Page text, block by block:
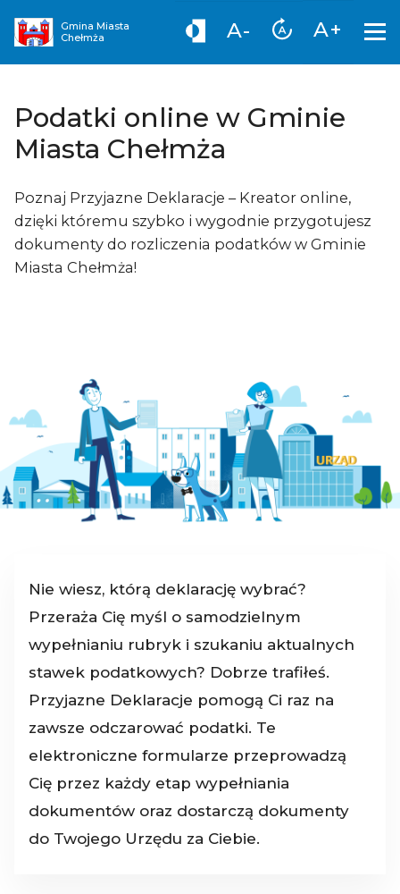
Gmina Miasta
Chełmża
A- A+
Podatki online w Gminie
Miasta Chełmża
Poznaj Przyjazne Deklaracje – Kreator online,
dzięki któremu szybko i wygodnie przygotujesz
dokumenty do rozliczenia podatków w Gminie
Miasta Chełmża!
Nie wiesz, którą deklarację wybrać?
Przeraża Cię myśl o samodzielnym
wypełnianiu rubryk i szukaniu aktualnych
stawek podatkowych? Dobrze trafiłeś.
Przyjazne Deklaracje pomogą Ci raz na
zawsze odczarować podatki. Te
elektroniczne formularze przeprowadzą
Cię przez każdy etap wypełniania
dokumentów oraz dostarczą dokumenty
do Twojego Urzędu za Ciebie.